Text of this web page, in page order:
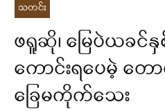
သတင်း
ဖရူဆို၊ မြေပဲယခင်
ကောင်းရပေမဲ့ တ
ခြေမကိုက်သေး